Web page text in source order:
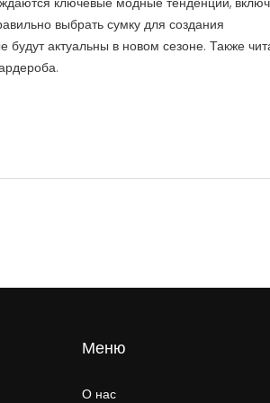
выбрать сумку для создания
актуальны в новом сезоне. Также
Меню
О нас